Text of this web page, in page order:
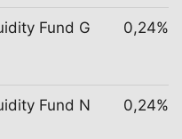
Fund G
0,24%
Fund N
0,24%